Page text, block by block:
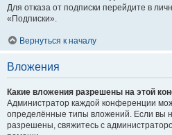
Для отказа от подписки перейдите в
«Подписки».
Вернуться к началу
Вложения
Какие вложения разрешены на этой
Администратор каждой конференции
определённые типы вложений. Если вы
разрешены, свяжитесь с